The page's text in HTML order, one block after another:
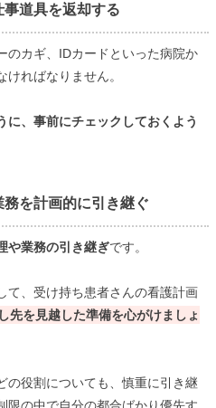
道具を返却する
のカギ、IDカードといった病院か
ればなりません。
に、事前にチェックしておくよう
を計画的に引き継ぐ
や業務の引き継ぎです。
て、受け持ち患者さんの看護計画
先を見越した準備を心がけましょ
の役割についても、慎重に引き継